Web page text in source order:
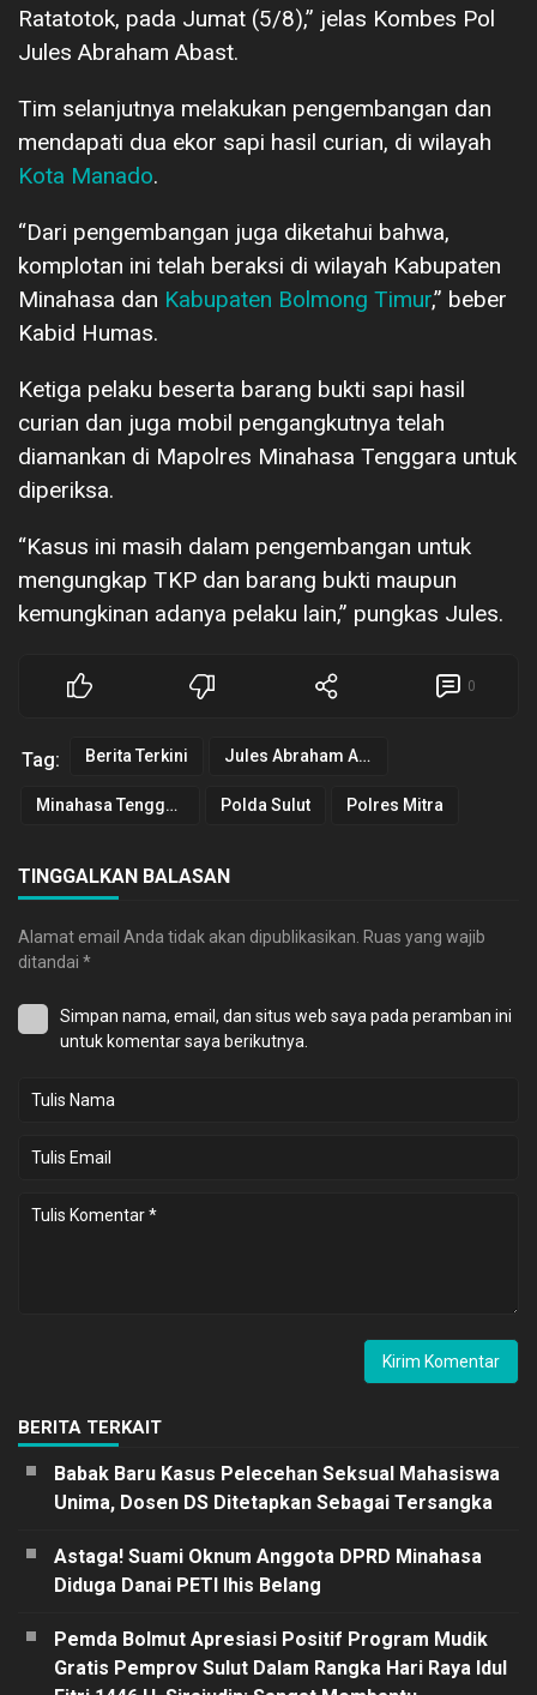
Ratatotok, pada Jumat (5/8),” jelas Kombes Pol
Jules Abraham Abast.
Tim selanjutnya melakukan pengembangan dan
mendapati dua ekor sapi hasil curian, di wilayah
Kota Manado.
“Dari pengembangan juga diketahui bahwa,
komplotan ini telah beraksi di wilayah Kabupaten
Minahasa dan Kabupaten Bolmong Timur,” beber
Kabid Humas.
Ketiga pelaku beserta barang bukti sapi hasil
curian dan juga mobil pengangkutnya telah
diamankan di Mapolres Minahasa Tenggara untuk
diperiksa.
“Kasus ini masih dalam pengembangan untuk
mengungkap TKP dan barang bukti maupun
kemungkinan adanya pelaku lain,” pungkas Jules.
0
Tag: Berita Terkini Jules Abraham Abast
Minahasa Tenggara Polda Sulut Polres Mitra
TINGGALKAN BALASAN
Alamat email Anda tidak akan dipublikasikan. Ruas yang wajib
ditandai *
Simpan nama, email, dan situs web saya pada peramban ini
untuk komentar saya berikutnya.
BERITA TERKAIT
Babak Baru Kasus Pelecehan Seksual Mahasiswa
Unima, Dosen DS Ditetapkan Sebagai Tersangka
Astaga! Suami Oknum Anggota DPRD Minahasa
Diduga Danai PETI Ihis Belang
Pemda Bolmut Apresiasi Positif Program Mudik
Gratis Pemprov Sulut Dalam Rangka Hari Raya Idul